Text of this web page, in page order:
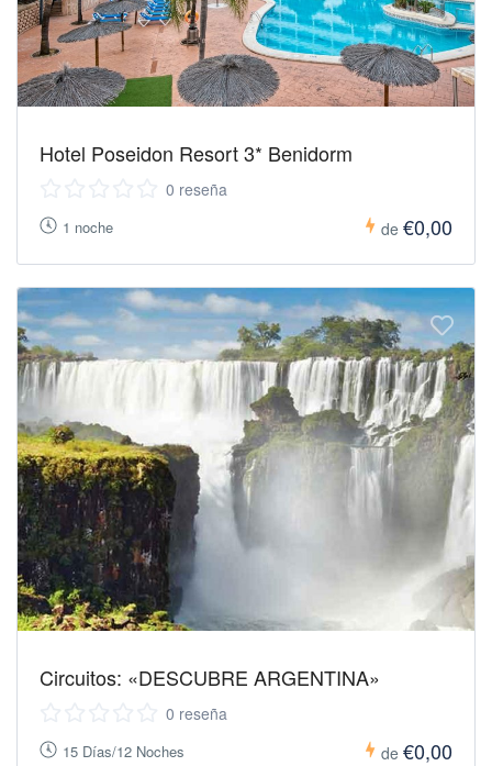
Hotel Poseidon Resort 3* Benidorm
0 reseña
1 noche de €0,00
Circuitos: «DESCUBRE ARGENTINA»
0 reseña
15 Días/12 Noches de €0,00